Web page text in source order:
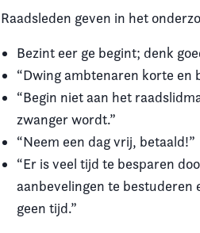
Raadsleden geven in het
Bezint eer ge begint; denk
“Dwing ambtenaren korte en
“Begin niet aan het
zwanger wordt.”
“Neem een dag vrij, betaald!”
“Er is veel tijd te besparen
aanbevelingen te bestuderen
geen tijd.”